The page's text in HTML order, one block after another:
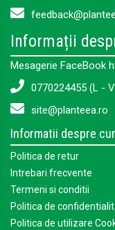
Informații
Mesagerie FaceBook
0770224455 (L -
site@planteea.ro
Informatii despre
Politica de retur
Intrebari frecvente
Termeni si conditii
Politica de
Politica de utilizare